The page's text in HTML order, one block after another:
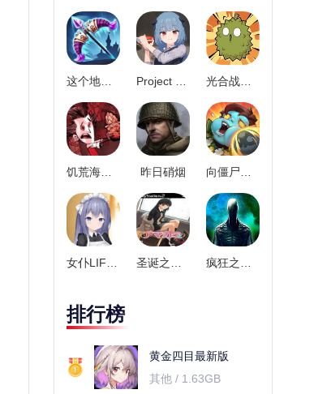
昨日硝烟
排行榜
黄金四目最新版
其他 / 1.63GB